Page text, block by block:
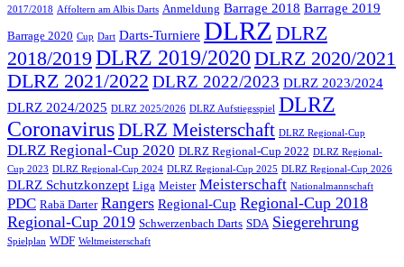
2017/2018 Affoltern am Albis Darts Anmeldung Barrage 2018 Barrage 2019
Barrage 2020 Cup Dart Darts-Turniere DLRZ DLRZ
2018/2019 DLRZ 2019/2020 DLRZ 2020/2021
DLRZ 2021/2022 DLRZ 2022/2023 DLRZ 2023/2024
DLRZ 2024/2025 DLRZ 2025/2026 DLRZ Aufstiegsspiel DLRZ
CoronavirusDLRZ Meisterschaft DLRZ Regional-Cup
DLRZ Regional-Cup 2020 DLRZ Regional-Cup 2022 DLRZ Regional-
Cup 2023 DLRZ Regional-Cup 2024 DLRZ Regional-Cup 2025 DLRZ Regional-Cup 2026
DLRZ Schutzkonzept Liga Meister Meisterschaft Nationalmannschaft
PDC Rabä Darter Rangers Regional-Cup Regional-Cup 2018
Regional-Cup 2019 Schwerzenbach Darts SDA Siegerehrung
Spielplan WDF Weltmeisterschaft